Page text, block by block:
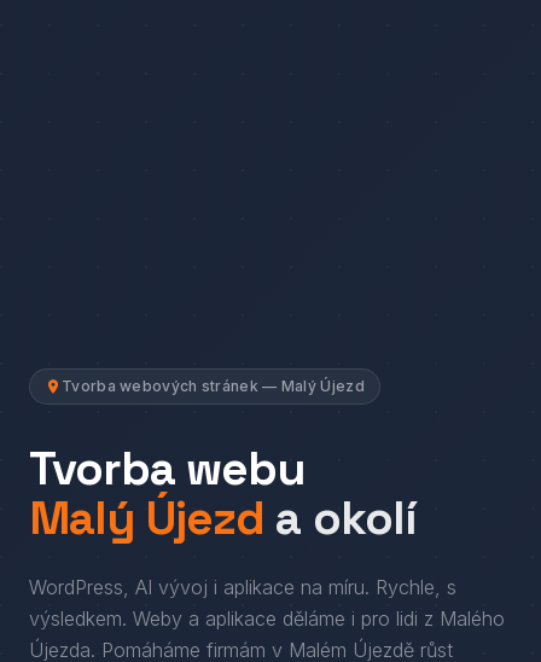
Tvorba webových stránek — Malý Újezd
Tvorba webu
Malý Újezd a okolí
WordPress, AI vývoj i aplikace na míru. Rychle, s
výsledkem. Weby a aplikace děláme i pro lidi z Malého
Újezda. Pomáháme firmám v Malém Újezdě růst